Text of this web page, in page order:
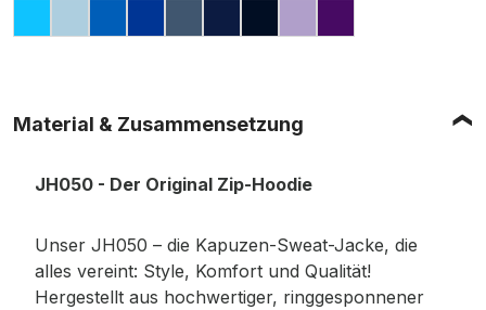
Material & Zusammensetzung
JH050 - Der Original Zip-Hoodie
Unser JH050 – die Kapuzen-Sweat-Jacke, die
alles vereint: Style, Komfort und Qualität!
Hergestellt aus hochwertiger, ringgesponnener